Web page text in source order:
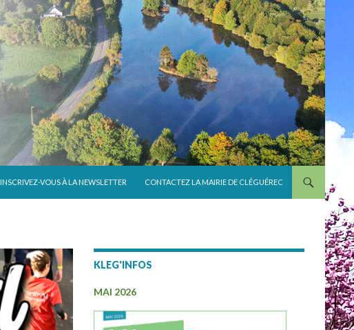
INSCRIVEZ-VOUS À LA NEWSLETTER CONTACTEZ LA MAIRIE DE CLÉGUÉREC
KLEG'INFOS
MAI 2026